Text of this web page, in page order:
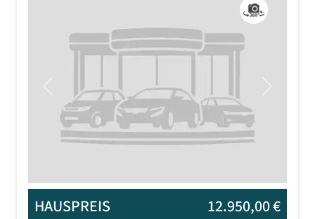
Previous
HAUSPREIS 12.950,00 €